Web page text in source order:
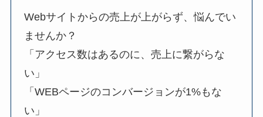
Webサイトからの売上が上がらず、悩んでい
ませんか？
「アクセス数はあるのに、売上に繋がらな
い」
「WEBページのコンバージョンが1%もな
い」